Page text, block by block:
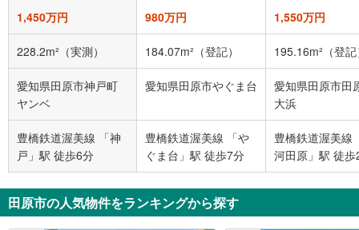
1,450万円 980万円 1,550万円
228.2m²（実測） 184.07m²（登記） 195.16m²（登
愛知県田原市神戸町
ヤンベ
愛知県田原市やぐま台
愛知県田原市田
大浜
豊橋鉄道渥美線 「神
戸」駅 徒歩6分
豊橋鉄道渥美線 「や
ぐま台」駅 徒歩7分
豊橋鉄道渥美線
河田原」駅 徒歩
田原市の人気物件をランキングから探す